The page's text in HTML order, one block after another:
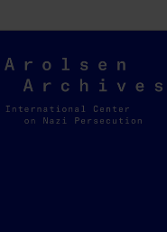
Arolsen
Archives